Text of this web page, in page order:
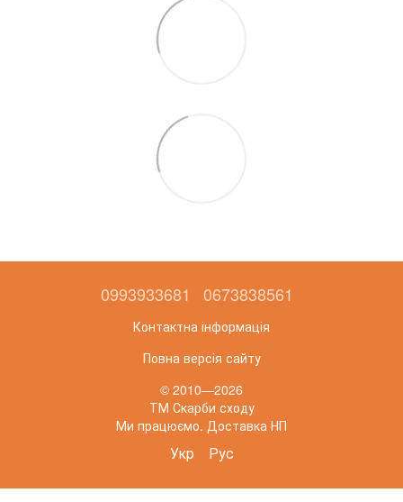
0993933681 0673838561
Контактна інформація
Повна версія сайту
© 2010—2026
ТМ Скарби сходу
Ми працюємо. Доставка НП
Укр Рус